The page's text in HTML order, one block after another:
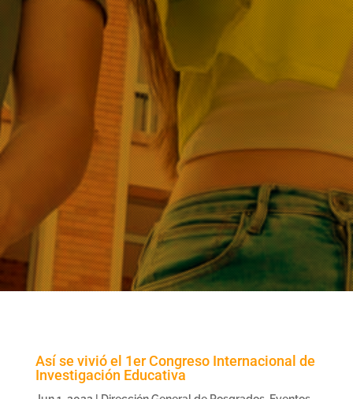
Así se vivió el 1er Congreso Internacional de
Investigación Educativa